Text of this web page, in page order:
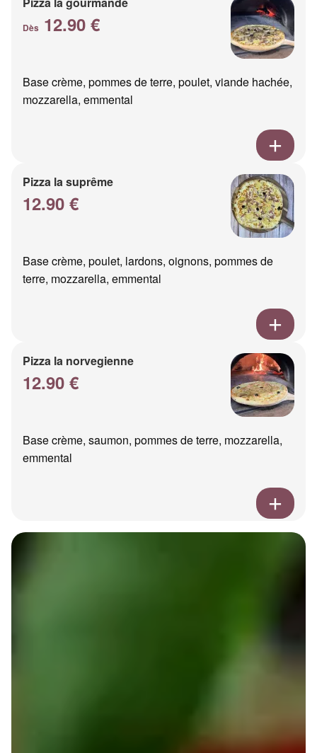
Dès 12.90 €
Base crème, pommes de terre, poulet, viande hachée,
mozzarella, emmental
Pizza la suprême
12.90 €
Base crème, poulet, lardons, oignons, pommes de
terre, mozzarella, emmental
Pizza la norvegienne
12.90 €
Base crème, saumon, pommes de terre, mozzarella,
emmental